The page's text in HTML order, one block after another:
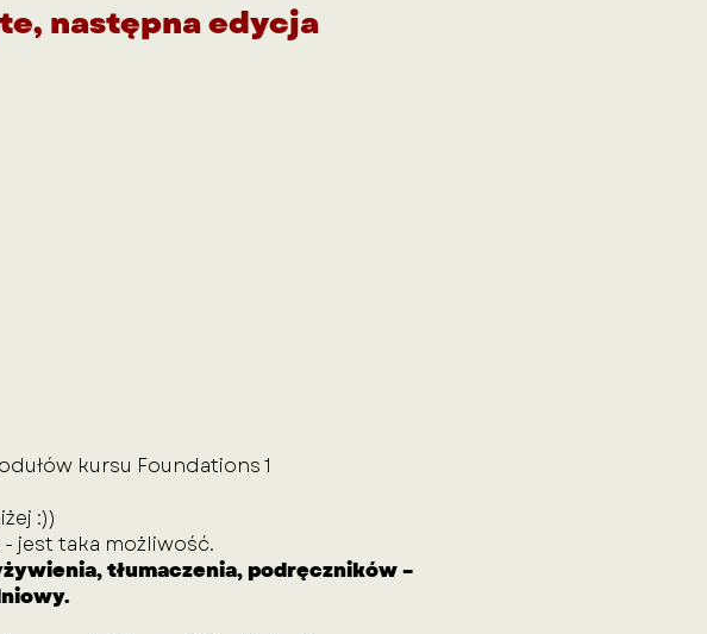
następna edycja
kursu Foundations 1
:))
jest taka możliwość.
tłumaczenia, podręczników –